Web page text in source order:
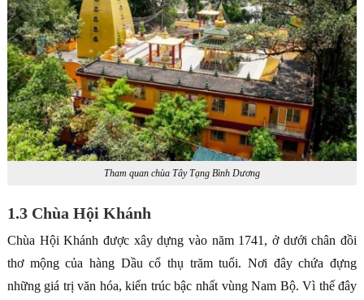
Tham quan chùa Tây Tạng Bình Dương
1.3 Chùa Hội Khánh
Chùa Hội Khánh được xây dựng vào năm 1741, ở dưới chân đồi
thơ mộng của hàng Dầu cổ thụ trăm tuổi. Nơi đây chứa đựng
những giá trị văn hóa, kiến trúc bậc nhất vùng Nam Bộ. Vì thế đây